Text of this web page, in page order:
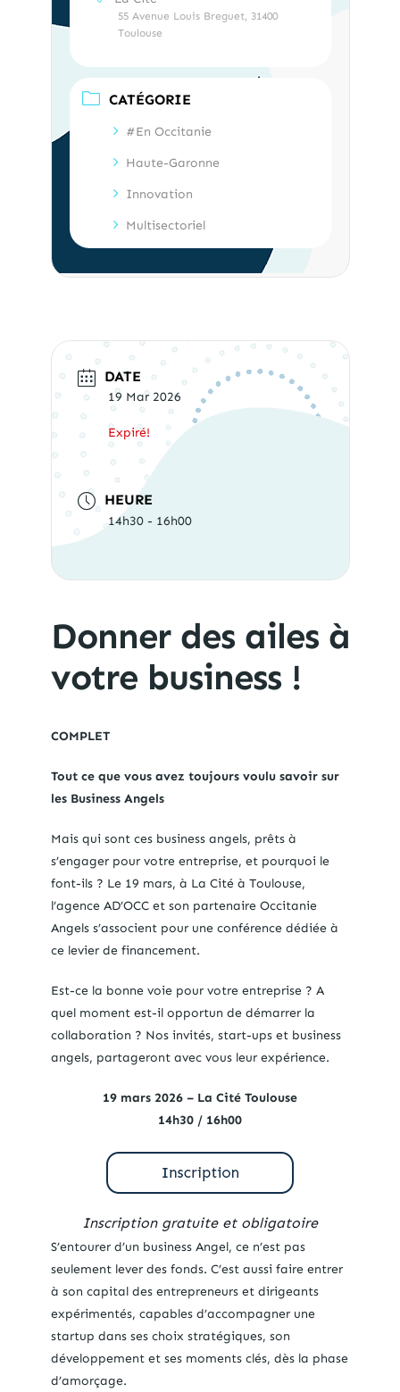
55 Avenue Louis Breguet, 31400
Toulouse
CATÉGORIE
#En Occitanie
Haute-Garonne
Innovation
Multisectoriel
DATE
19 Mar 2026
Expiré!
HEURE
14h30 - 16h00
Donner des ailes à
votre business !
COMPLET
Tout ce que vous avez toujours voulu savoir sur
les Business Angels
Mais qui sont ces business angels, prêts à
s’engager pour votre entreprise, et pourquoi le
font-ils ? Le 19 mars, à La Cité à Toulouse,
l’agence AD’OCC et son partenaire Occitanie
Angels s’associent pour une conférence dédiée à
ce levier de financement.
Est-ce la bonne voie pour votre entreprise ? A
quel moment est-il opportun de démarrer la
collaboration ? Nos invités, start-ups et business
angels, partageront avec vous leur expérience.
19 mars 2026 – La Cité Toulouse
14h30 / 16h00
Inscription gratuite et obligatoire
S’entourer d’un business Angel, ce n’est pas
seulement lever des fonds. C’est aussi faire entrer
à son capital des entrepreneurs et dirigeants
expérimentés, capables d’accompagner une
startup dans ses choix stratégiques, son
développement et ses moments clés, dès la phase
d’amorçage.